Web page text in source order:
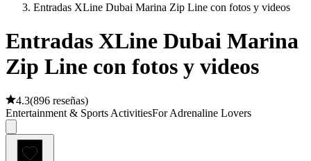
Entradas XLine Dubai Marina Zip Line con fotos y videos
Entradas XLine Dubai Marina
Zip Line con fotos y videos
4.3(896 reseñas)
Entertainment & Sports ActivitiesFor Adrenaline Lovers